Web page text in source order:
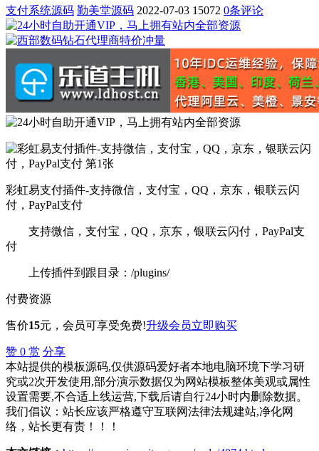
支付系统源码 勤美堂源码 2022-07-03 15072 0条评论
彩虹易支付插件-支持微信，支付宝，QQ，京东，银联云闪
付，PayPal支付
支持微信，支付宝，QQ，京东，银联云闪付，PayPal支
付
上传插件到跟目录：/plugins/
付费资源
售价15元 ，会员可享受免费!升级会员立即购买
赞 0 赏 分享
本站提供的模板源码,仅供源码爱好者本地电脑环境下学习研
究或2次开发使用,部分演示数据仅为网站模板整体美观或属性
设置需要,不合适上线运营,下载后请自行24小时内删除数据。
我们倡议：站长应该严格遵守互联网法律法规建站,净化网
络，站长更有责！！！